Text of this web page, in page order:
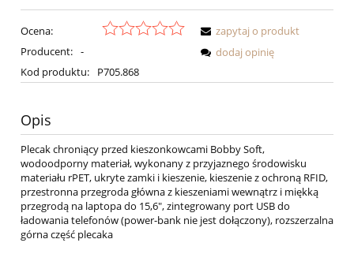
Ocena:
Producent: -
Kod produktu:
P705.868
zapytaj o produkt
dodaj opinię
Opis
Plecak chroniący przed kieszonkowcami Bobby Soft,
wodoodporny materiał, wykonany z przyjaznego środowisku
materiału rPET, ukryte zamki i kieszenie, kieszenie z ochroną RFID,
przestronna przegroda główna z kieszeniami wewnątrz i miękką
przegrodą na laptopa do 15,6", zintegrowany port USB do
ładowania telefonów (power-bank nie jest dołączony), rozszerzalna
górna część plecaka